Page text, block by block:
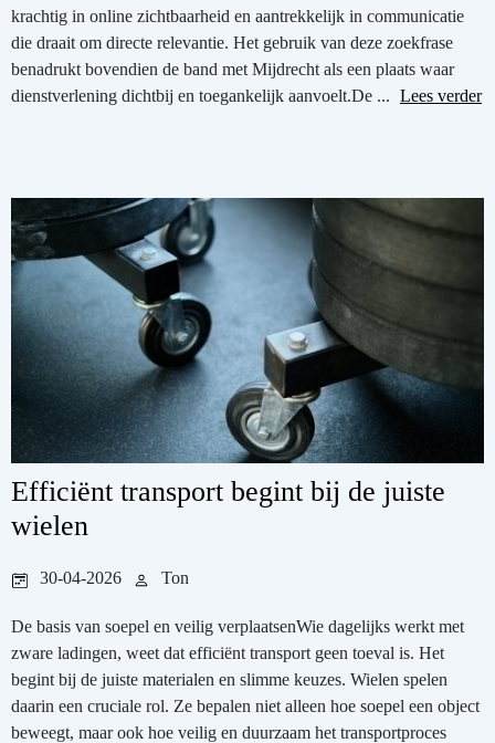
krachtig in online zichtbaarheid en aantrekkelijk in communicatie
die draait om directe relevantie. Het gebruik van deze zoekfrase
benadrukt bovendien de band met Mijdrecht als een plaats waar
dienstverlening dichtbij en toegankelijk aanvoelt.De ... Lees verder
Efficiënt transport begint bij de juiste
wielen
30-04-2026 Ton
De basis van soepel en veilig verplaatsenWie dagelijks werkt met
zware ladingen, weet dat efficiënt transport geen toeval is. Het
begint bij de juiste materialen en slimme keuzes. Wielen spelen
daarin een cruciale rol. Ze bepalen niet alleen hoe soepel een object
beweegt, maar ook hoe veilig en duurzaam het transportproces